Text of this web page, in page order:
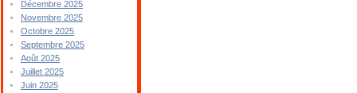
Décembre 2025
Novembre 2025
Octobre 2025
Septembre 2025
Août 2025
Juillet 2025
Juin 2025